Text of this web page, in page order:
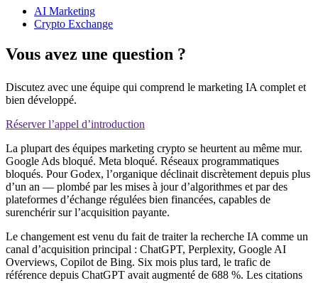
AI Marketing
Crypto Exchange
Vous avez une question ?
Discutez avec une équipe qui comprend le marketing IA complet et
bien développé.
Réserver l’appel d’introduction
La plupart des équipes marketing crypto se heurtent au même mur.
Google Ads bloqué. Meta bloqué. Réseaux programmatiques
bloqués. Pour Godex, l’organique déclinait discrètement depuis plus
d’un an — plombé par les mises à jour d’algorithmes et par des
plateformes d’échange régulées bien financées, capables de
surenchérir sur l’acquisition payante.
Le changement est venu du fait de traiter la recherche IA comme un
canal d’acquisition principal : ChatGPT, Perplexity, Google AI
Overviews, Copilot de Bing. Six mois plus tard, le trafic de
référence depuis ChatGPT avait augmenté de 688 %. Les citations